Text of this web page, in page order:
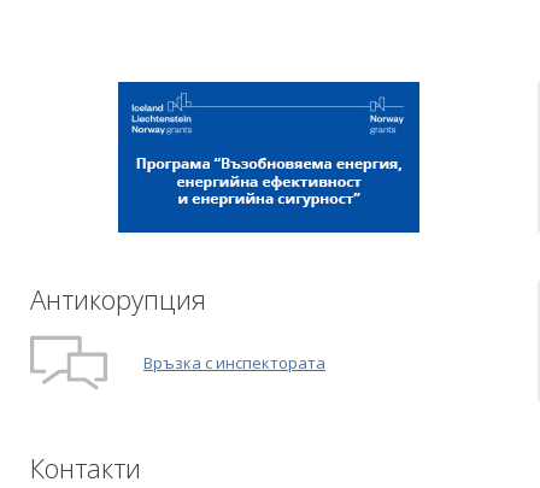
Антикорупция
Връзка с инспектората
Контакти